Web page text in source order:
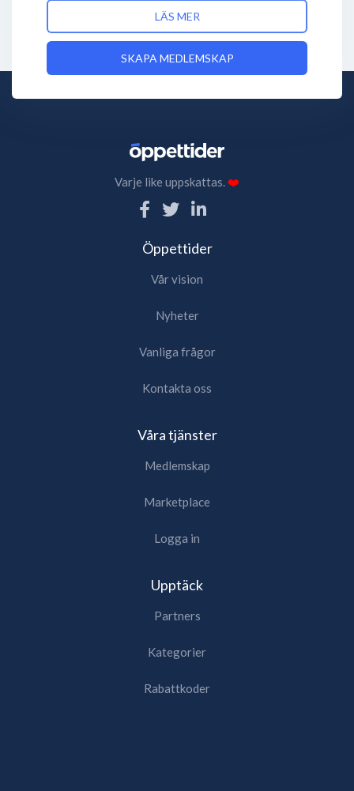
LÄS MER
SKAPA MEDLEMSKAP
Varje like uppskattas.❤️
Öppettider
Vår vision
Nyheter
Vanliga frågor
Kontakta oss
Våra tjänster
Medlemskap
Marketplace
Logga in
Upptäck
Partners
Kategorier
Rabattkoder